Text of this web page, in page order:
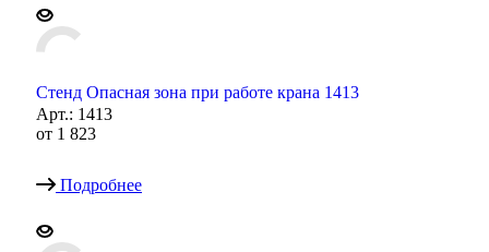
Стенд Опасная зона при работе крана 1413
Арт.: 1413
от 1 823
Подробнее